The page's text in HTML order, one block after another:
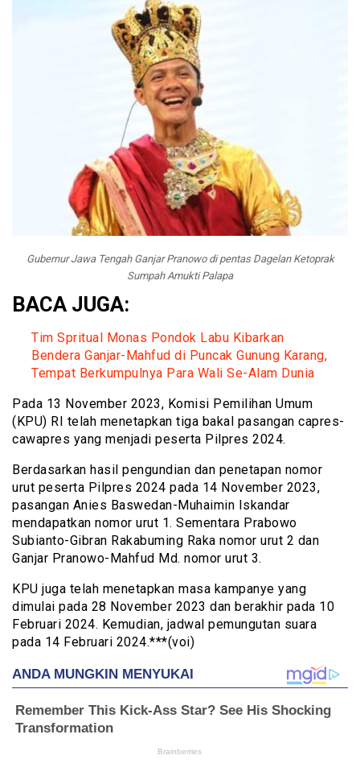
Gubernur Jawa Tengah Ganjar Pranowo di pentas Dagelan Ketoprak
Sumpah Amukti Palapa
BACA JUGA:
Tim Spritual Monas Pondok Labu Kibarkan
Bendera Ganjar-Mahfud di Puncak Gunung Karang,
Tempat Berkumpulnya Para Wali Se-Alam Dunia
Pada 13 November 2023, Komisi Pemilihan Umum
(KPU) RI telah menetapkan tiga bakal pasangan capres-
cawapres yang menjadi peserta Pilpres 2024.
Berdasarkan hasil pengundian dan penetapan nomor
urut peserta Pilpres 2024 pada 14 November 2023,
pasangan Anies Baswedan-Muhaimin Iskandar
mendapatkan nomor urut 1. Sementara Prabowo
Subianto-Gibran Rakabuming Raka nomor urut 2 dan
Ganjar Pranowo-Mahfud Md. nomor urut 3.
KPU juga telah menetapkan masa kampanye yang
dimulai pada 28 November 2023 dan berakhir pada 10
Februari 2024. Kemudian, jadwal pemungutan suara
pada 14 Februari 2024.***(voi)